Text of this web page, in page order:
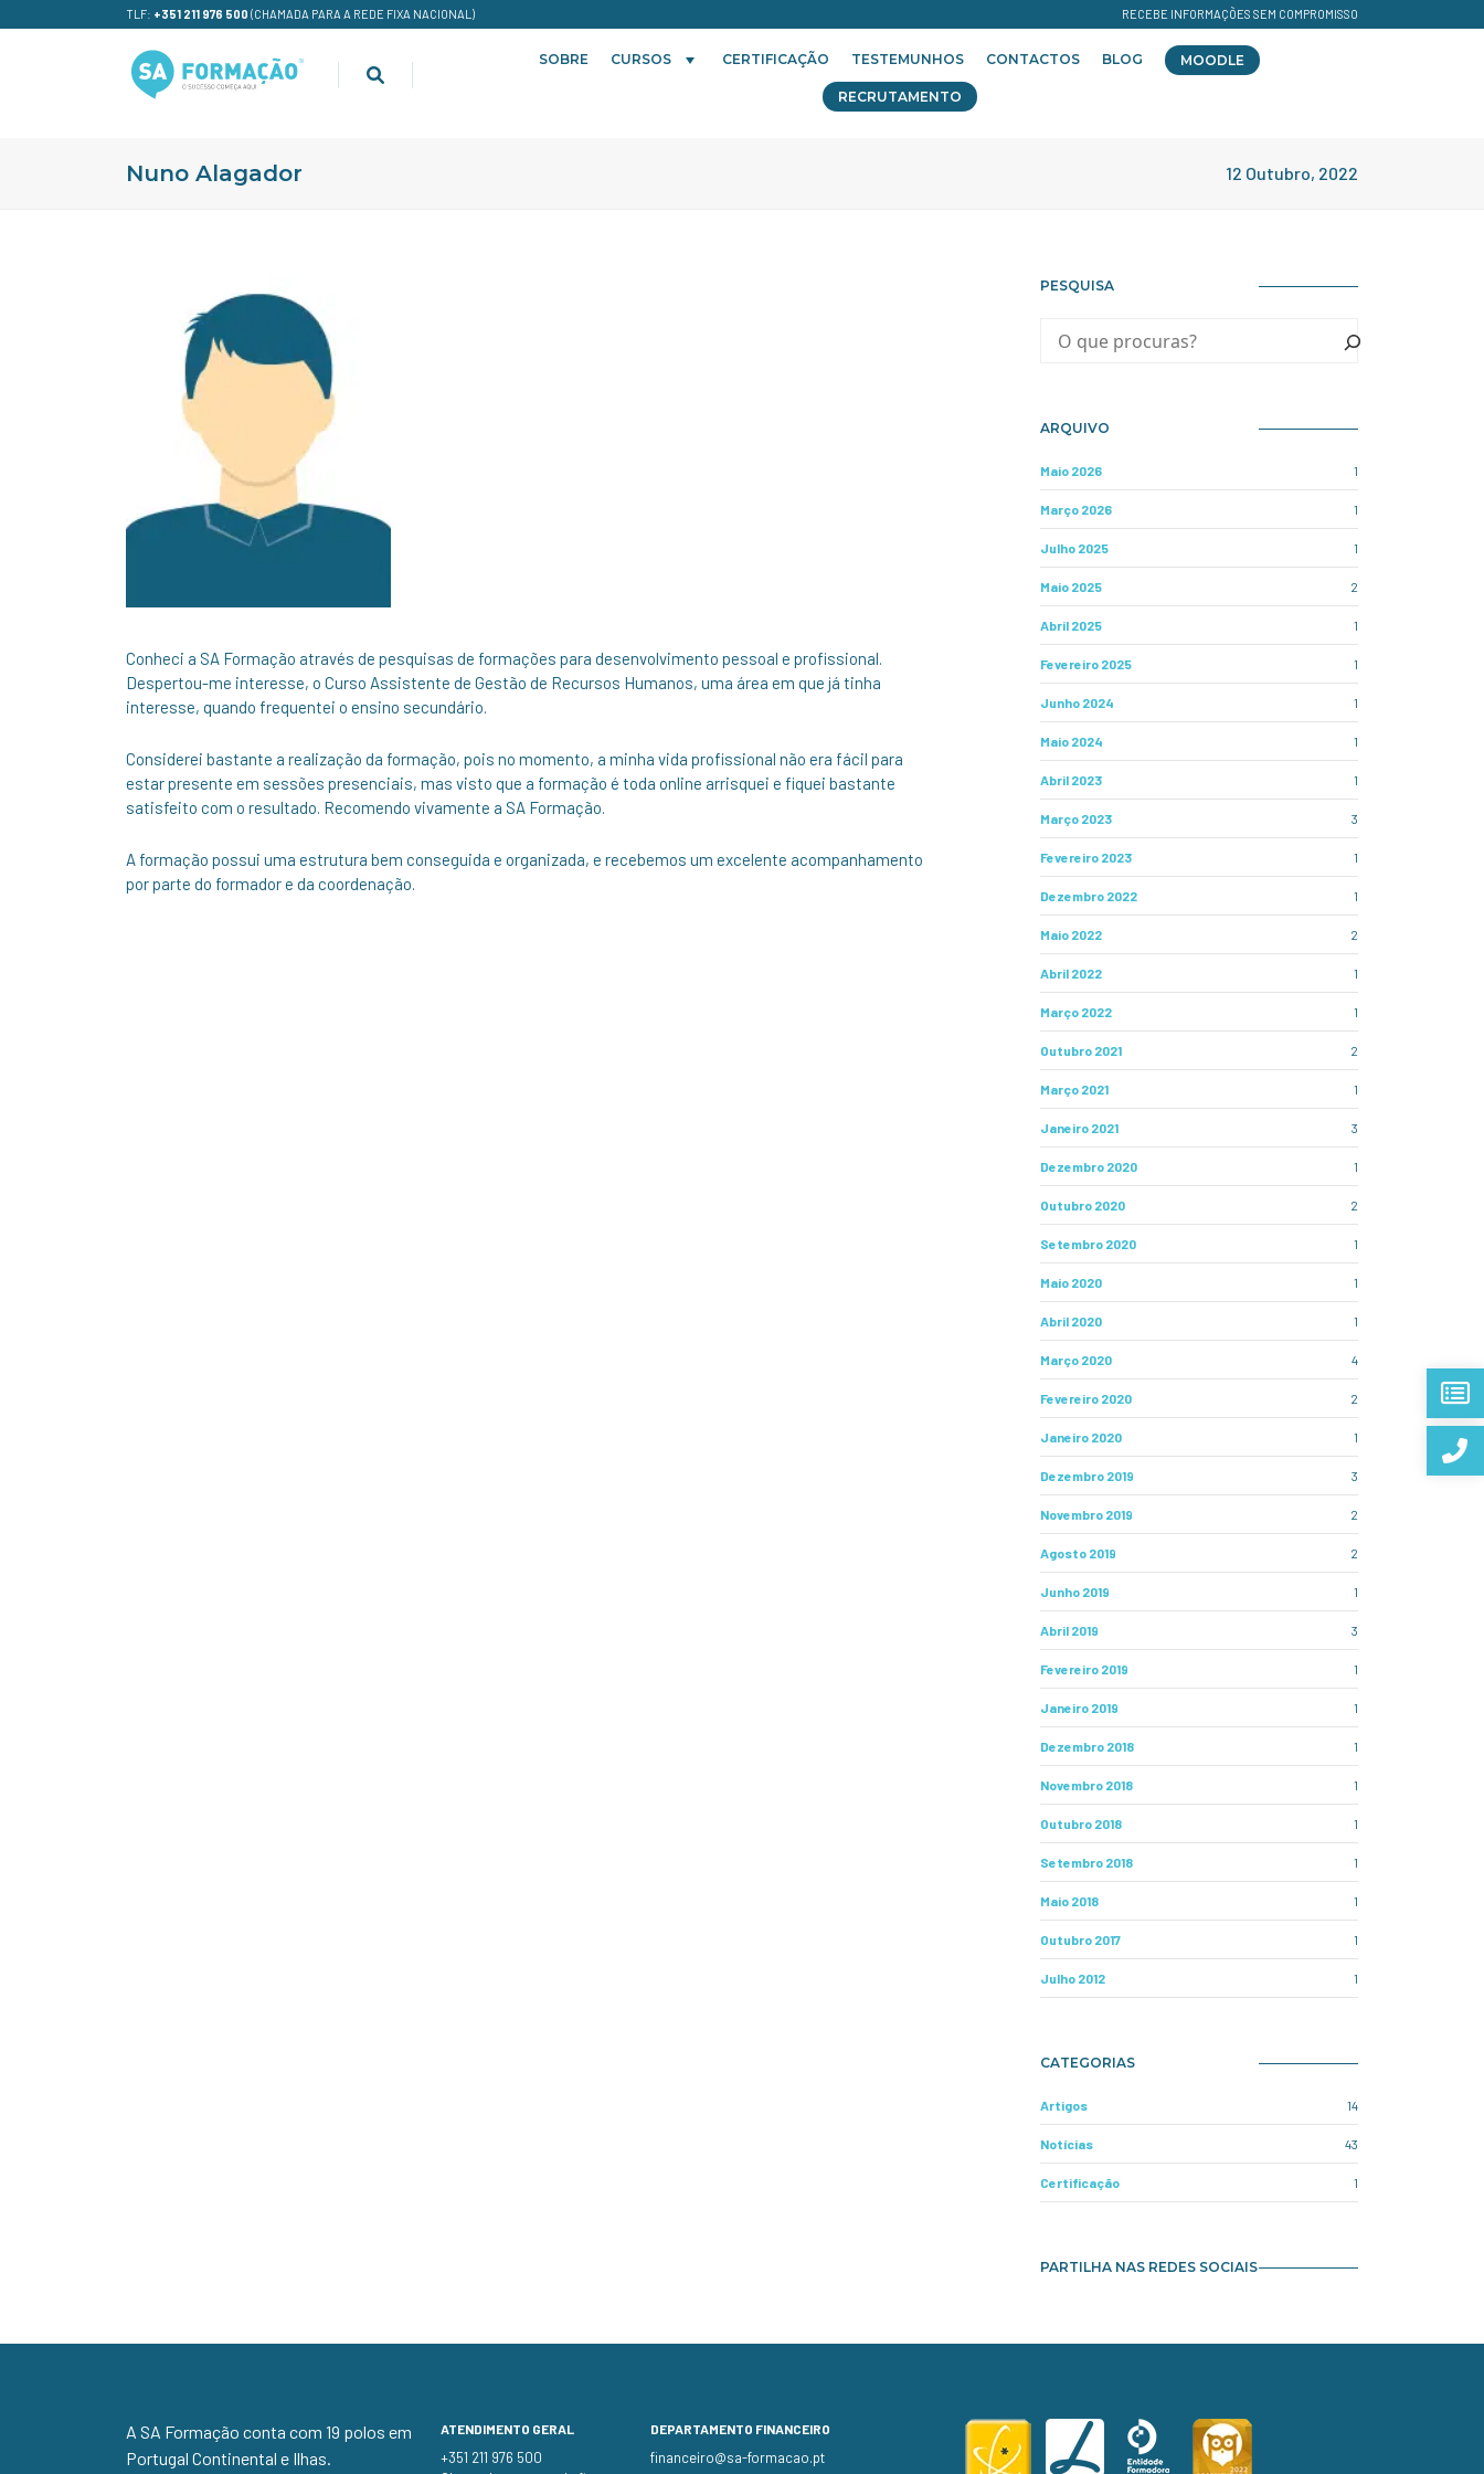
TLF: +351 211 976 500 (CHAMADA PARA A REDE FIXA NACIONAL) RECEBE INFORMAÇÕES SEM COMPROMISSO
SOBRE CURSOS CERTIFICAÇÃO TESTEMUNHOS CONTACTOS BLOG MOODLE
RECRUTAMENTO
Nuno Alagador 12 Outubro, 2022
Conheci a SA Formação através de pesquisas de formações para desenvolvimento pessoal e profissional.
Despertou-me interesse, o Curso Assistente de Gestão de Recursos Humanos, uma área em que já tinha
interesse, quando frequentei o ensino secundário.
Considerei bastante a realização da formação, pois no momento, a minha vida profissional não era fácil para
estar presente em sessões presenciais, mas visto que a formação é toda online arrisquei e fiquei bastante
satisfeito com o resultado. Recomendo vivamente a SA Formação.
A formação possui uma estrutura bem conseguida e organizada, e recebemos um excelente acompanhamento
por parte do formador e da coordenação.
PESQUISA
ARQUIVO
Maio 2026 1
Março 2026 1
Julho 2025 1
Maio 2025 2
Abril 2025 1
Fevereiro 2025 1
Junho 2024 1
Maio 2024 1
Abril 2023 1
Março 2023 3
Fevereiro 2023 1
Dezembro 2022 1
Maio 2022 2
Abril 2022 1
Março 2022 1
Outubro 2021 2
Março 2021 1
Janeiro 2021 3
Dezembro 2020 1
Outubro 2020 2
Setembro 2020 1
Maio 2020 1
Abril 2020 1
Março 2020 4
Fevereiro 2020 2
Janeiro 2020 1
Dezembro 2019 3
Novembro 2019 2
Agosto 2019 2
Junho 2019 1
Abril 2019 3
Fevereiro 2019 1
Janeiro 2019 1
Dezembro 2018 1
Novembro 2018 1
Outubro 2018 1
Setembro 2018 1
Maio 2018 1
Outubro 2017 1
Julho 2012 1
CATEGORIAS
Artigos 14
Notícias 43
Certificação 1
PARTILHA NAS REDES SOCIAIS
A SA Formação conta com 19 polos em
Portugal Continental e Ilhas.
ATENDIMENTO GERAL
+351 211 976 500
DEPARTAMENTO FINANCEIRO
financeiro@sa-formacao.pt